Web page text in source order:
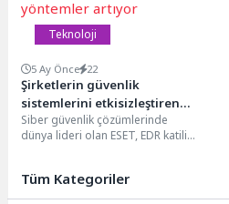
Teknoloji
5 Ay Önce 22
Şirketlerin güvenlik
sistemlerini etkisizleştiren
yöntemler artıyor
Siber güvenlik çözümlerinde
dünya lideri olan ESET, EDR katili
Tüm Kategoriler